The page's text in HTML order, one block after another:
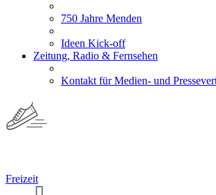
750 Jahre Menden
Ideen Kick-off
Zeitung, Radio & Fernsehen
Kontakt für Medien- und
Freizeit